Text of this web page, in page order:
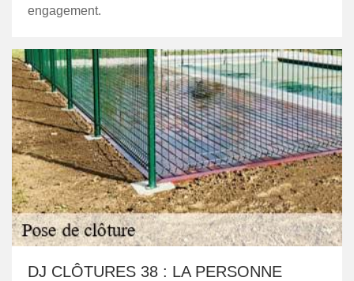
engagement.
DJ CLÔTURES 38 : LA PERSONNE